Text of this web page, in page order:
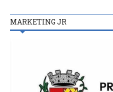
MARKETING JR